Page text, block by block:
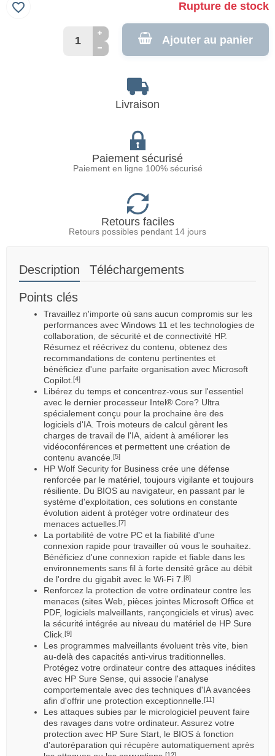
Rupture de stock
Ajouter au panier
favorite_border
Livraison
Paiement sécurisé
Paiement en ligne 100% sécurisé
Retours faciles
Retours possibles pendant 14 jours
Description Téléchargements
Points clés
Travaillez n'importe où sans aucun compromis sur les
performances avec Windows 11 et les technologies de
collaboration, de sécurité et de connectivité HP.
Résumez et réécrivez du contenu, obtenez des
recommandations de contenu pertinentes et
bénéficiez d'une parfaite organisation avec Microsoft
Copilot. [4]
Libérez du temps et concentrez-vous sur l'essentiel
avec le dernier processeur Intel® Core? Ultra
spécialement conçu pour la prochaine ère des
logiciels d'IA. Trois moteurs de calcul gèrent les
charges de travail de l'IA, aident à améliorer les
vidéoconférences et permettent une création de
contenu avancée. [5]
HP Wolf Security for Business crée une défense
renforcée par le matériel, toujours vigilante et toujours
résiliente. Du BIOS au navigateur, en passant par le
système d'exploitation, ces solutions en constante
évolution aident à protéger votre ordinateur des
menaces actuelles. [7]
La portabilité de votre PC et la fiabilité d'une
connexion rapide pour travailler où vous le souhaitez.
Bénéficiez d'une connexion rapide et fiable dans les
environnements sans fil à forte densité grâce au débit
de l'ordre du gigabit avec le Wi-Fi 7. [8]
Renforcez la protection de votre ordinateur contre les
menaces (sites Web, pièces jointes Microsoft Office et
PDF, logiciels malveillants, rançongiciels et virus) avec
la sécurité intégrée au niveau du matériel de HP Sure
Click. [9]
Les programmes malveillants évoluent très vite, bien
au-delà des capacités anti-virus traditionnelles.
Protégez votre ordinateur contre des attaques inédites
avec HP Sure Sense, qui associe l'analyse
comportementale avec des techniques d'IA avancées
afin d'offrir une protection exceptionnelle. [11]
Les attaques subies par le micrologiciel peuvent faire
des ravages dans votre ordinateur. Assurez votre
protection avec HP Sure Start, le BIOS à fonction
d'autoréparation qui récupère automatiquement après